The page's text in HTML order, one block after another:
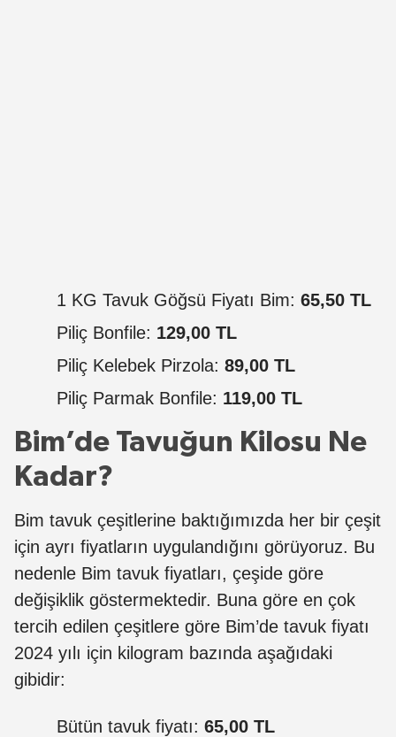
1 KG Tavuk Göğsü Fiyatı Bim: 65,50 TL
Piliç Bonfile: 129,00 TL
Piliç Kelebek Pirzola: 89,00 TL
Piliç Parmak Bonfile: 119,00 TL
Bim’de Tavuğun Kilosu Ne
Kadar?
Bim tavuk çeşitlerine baktığımızda her bir çeşit
için ayrı fiyatların uygulandığını görüyoruz. Bu
nedenle Bim tavuk fiyatları, çeşide göre
değişiklik göstermektedir. Buna göre en çok
tercih edilen çeşitlere göre Bim’de tavuk fiyatı
2024 yılı için kilogram bazında aşağıdaki
gibidir:
Bütün tavuk fiyatı: 65,00 TL